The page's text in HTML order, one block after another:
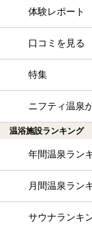
体験レポート
口コミを見る
特集
ニフティ温泉
温浴施設ランキング
年間温泉ラン
月間温泉ラン
サウナランキ